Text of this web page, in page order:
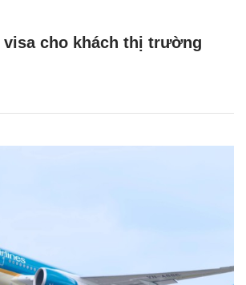
cho khách thị trường